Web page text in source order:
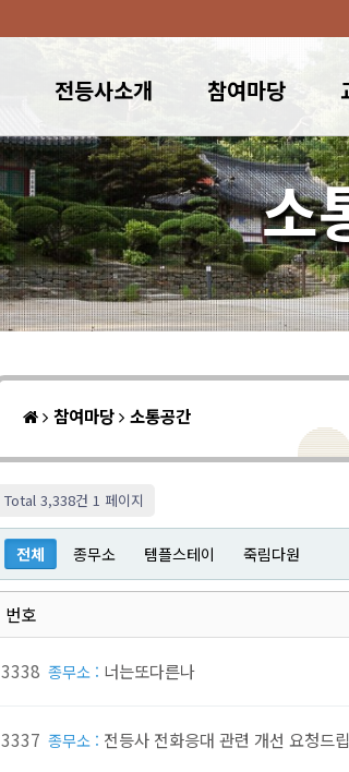
전등사소개 참여마당
소
참여마당 소통공간
Total 3,338건 1 페이지
전체 종무소 템플스테이 죽림다원
번호
3338 종무소 : 너는또다른나
3337 종무소 : 전등사 전화응대 관련 개선 요청드